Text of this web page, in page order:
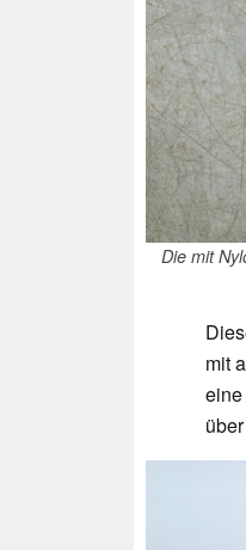
Die mit
mit